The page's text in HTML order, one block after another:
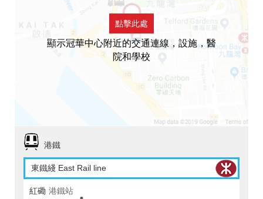
點擊此處
顯示冠華中心附近的交通連線，設施，醫
院和學校
港鐵
東鐵綫 East Rail line
紅磡 港鐵站